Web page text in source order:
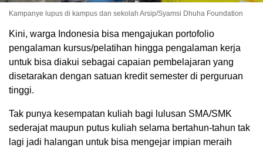
Kampanye lupus di kampus dan sekolah Arsip/Syamsi Dhuha Foundation
Kini, warga Indonesia bisa mengajukan portofolio
pengalaman kursus/pelatihan hingga pengalaman kerja
untuk bisa diakui sebagai capaian pembelajaran yang
disetarakan dengan satuan kredit semester di perguruan
tinggi.
Tak punya kesempatan kuliah bagi lulusan SMA/SMK
sederajat maupun putus kuliah selama bertahun-tahun tak
lagi jadi halangan untuk bisa mengejar impian meraih